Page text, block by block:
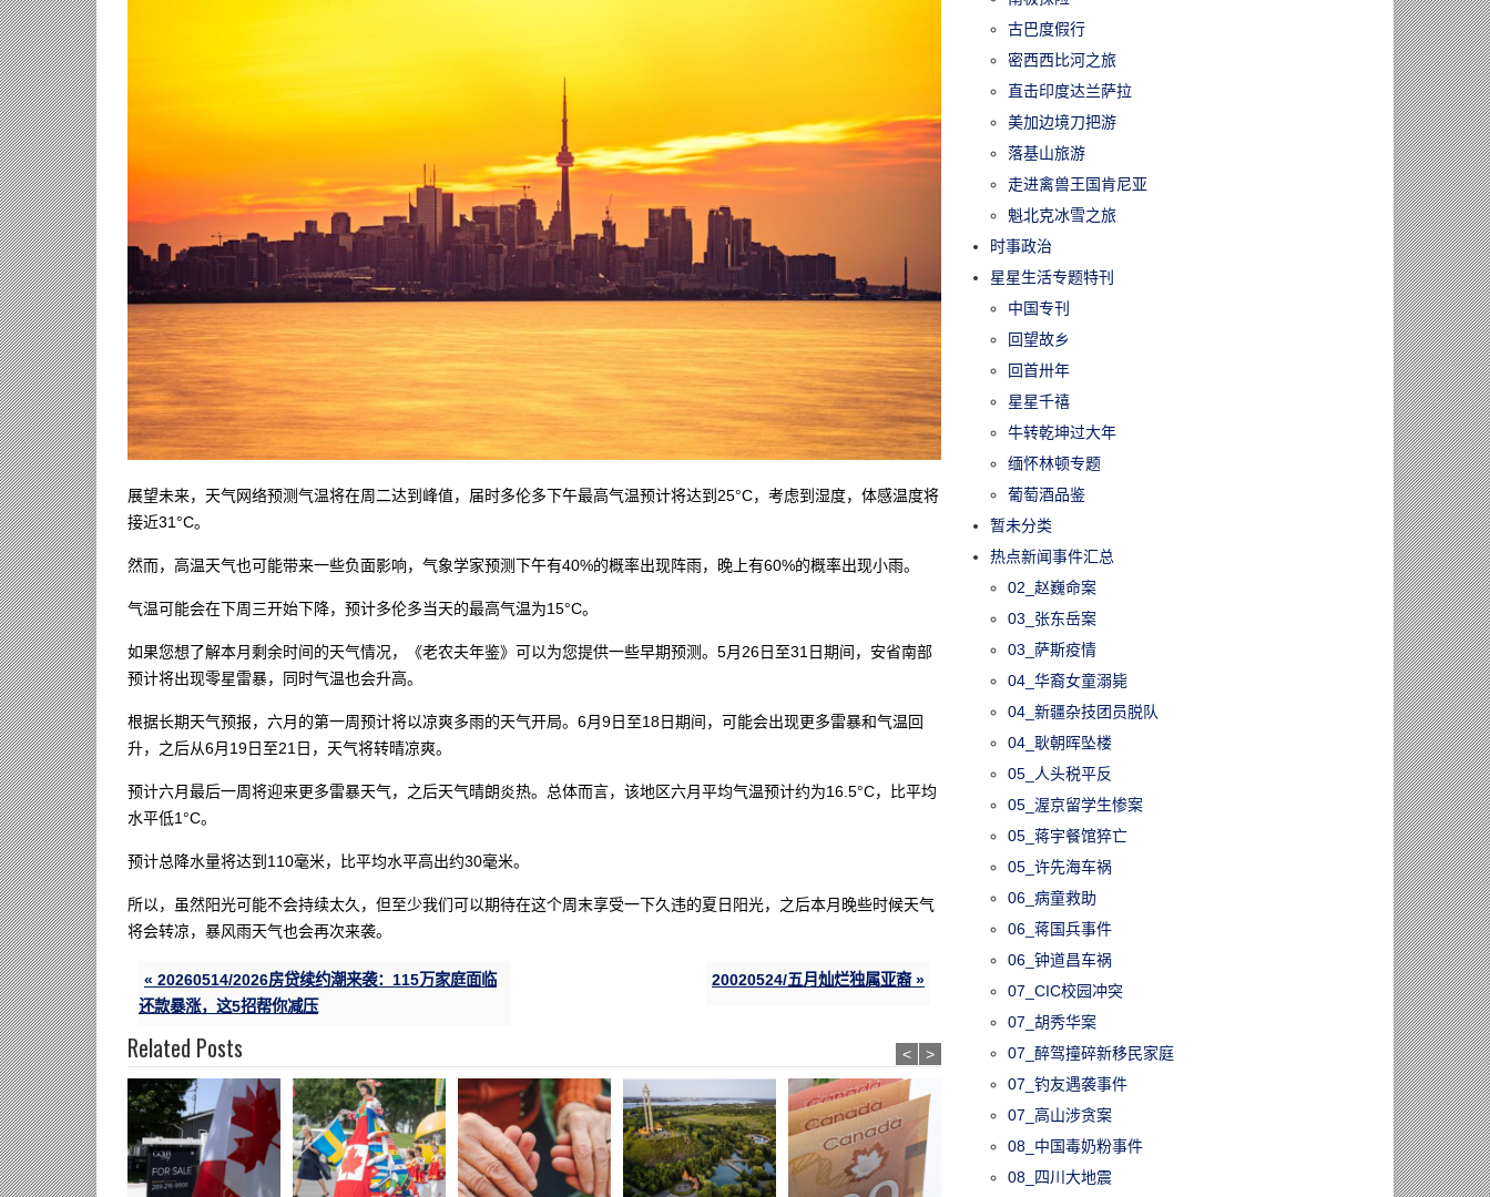
展望未来，天气网络预测气温将在周二达到峰值，届时多伦多下午最高气温预计将达到25°C，考虑到湿度，体感温度将
接近31°C。
然而，高温天气也可能带来一些负面影响，气象学家预测下午有40%的概率出现阵雨，晚上有60%的概率出现小雨。
气温可能会在下周三开始下降，预计多伦多当天的最高气温为15°C。
如果您想了解本月剩余时间的天气情况，《老农夫年鉴》可以为您提供一些早期预测。5月26日至31日期间，安省南部
预计将出现零星雷暴，同时气温也会升高。
根据长期天气预报，六月的第一周预计将以凉爽多雨的天气开局。6月9日至18日期间，可能会出现更多雷暴和气温回
升，之后从6月19日至21日，天气将转晴凉爽。
预计六月最后一周将迎来更多雷暴天气，之后天气晴朗炎热。总体而言，该地区六月平均气温预计约为16.5°C，比平均
水平低1°C。
预计总降水量将达到110毫米，比平均水平高出约30毫米。
所以，虽然阳光可能不会持续太久，但至少我们可以期待在这个周末享受一下久违的夏日阳光，之后本月晚些时候天气
将会转凉，暴风雨天气也会再次来袭。
« 20260514/2026房贷续约潮来袭：115万家庭面临
还款暴涨，这5招帮你减压
20020524/五月灿烂独属亚裔 »
Related Posts < >
古巴度假行
密西西比河之旅
直击印度达兰萨拉
美加边境刀把游
落基山旅游
走进禽兽王国肯尼亚
魁北克冰雪之旅
时事政治
星星生活专题特刊
中国专刊
回望故乡
回首卅年
星星千禧
牛转乾坤过大年
缅怀林顿专题
葡萄酒品鉴
暂未分类
热点新闻事件汇总
02_赵巍命案
03_张东岳案
03_萨斯疫情
04_华裔女童溺毙
04_新疆杂技团员脱队
04_耿朝晖坠楼
05_人头税平反
05_渥京留学生惨案
05_蒋宇餐馆猝亡
05_许先海车祸
06_病童救助
06_蒋国兵事件
06_钟道昌车祸
07_CIC校园冲突
07_胡秀华案
07_醉驾撞碎新移民家庭
07_钓友遇袭事件
07_高山涉贪案
08_中国毒奶粉事件
08_四川大地震